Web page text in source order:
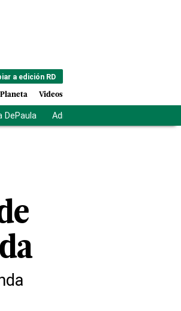
a edición RD
Planeta Videos
DePaula Adriano Espaillat